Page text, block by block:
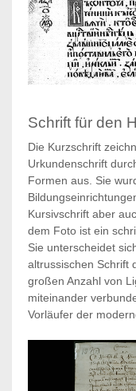
Schrift für den
Die Kurzschrift
Urkundenschrift
Formen aus. Sie
Kursivschrift aber
dem Foto ist ein
Sie unterscheidet
altrussischen Schrift
großen Anzahl von
miteinander
Vorläufer der